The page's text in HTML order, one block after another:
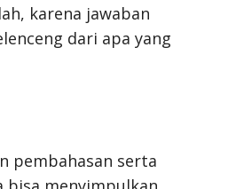
karena jawaban
dari apa yang
pembahasan serta